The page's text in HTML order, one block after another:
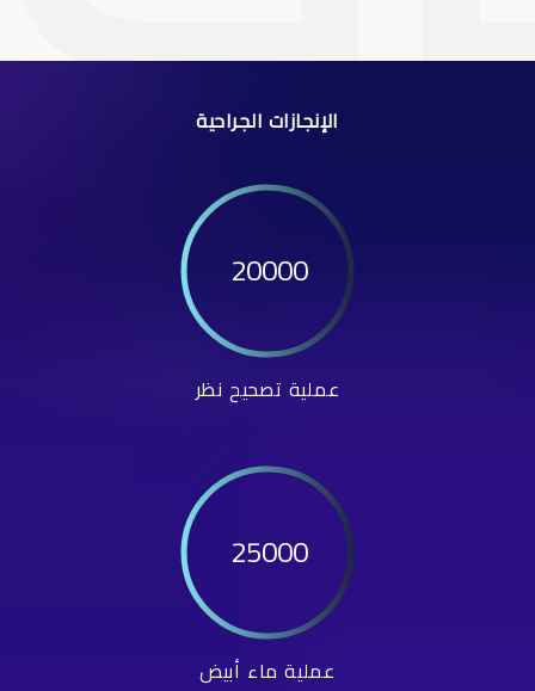
الإنجازات الجراحية
20000
عملية تصحيح نظر
25000
عملية ماء أبيض